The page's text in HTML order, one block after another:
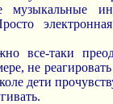
все-таки
не
дети